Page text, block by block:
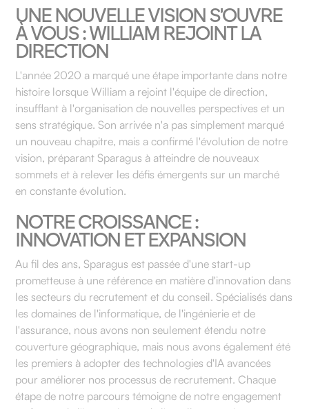
UNE NOUVELLE VISION S'OUVRE
À VOUS : WILLIAM REJOINT LA
DIRECTION
L'année 2020 a marqué une étape importante dans notre
histoire lorsque William a rejoint l'équipe de direction,
insufflant à l'organisation de nouvelles perspectives et un
sens stratégique. Son arrivée n'a pas simplement marqué
un nouveau chapitre, mais a confirmé l'évolution de notre
vision, préparant Sparagus à atteindre de nouveaux
sommets et à relever les défis émergents sur un marché
en constante évolution.
NOTRE CROISSANCE :
INNOVATION ET EXPANSION
Au fil des ans, Sparagus est passée d'une start-up
prometteuse à une référence en matière d'innovation dans
les secteurs du recrutement et du conseil. Spécialisés dans
les domaines de l'informatique, de l'ingénierie et de
l'assurance, nous avons non seulement étendu notre
couverture géographique, mais nous avons également été
les premiers à adopter des technologies d'IA avancées
pour améliorer nos processus de recrutement. Chaque
étape de notre parcours témoigne de notre engagement